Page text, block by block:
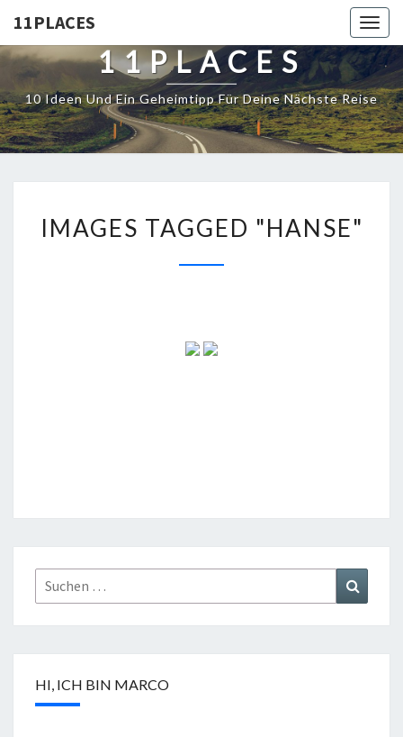
11PLACES
11PLACES
10 Ideen Und Ein Geheimtipp Für Deine Nächste Reise
IMAGES TAGGED "HANSE"
HI, ICH BIN MARCO